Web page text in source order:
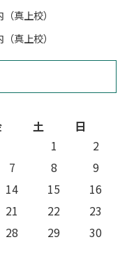
真上校）
真上校）
土
日
1
2
7 8
9
14 15
16
21 22
23
28 29
30